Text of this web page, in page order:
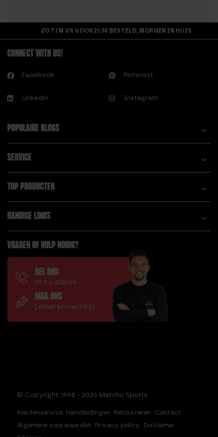
ZO T/M VR VOOR 21.30 BESTELD, MORGEN IN HUIS
CONNECT WITH US!
Facebook Pinterest
Linkedin Instagram
POPULAIRE BLOGS
SERVICE
TOP PRODUCTEN
HANDIGE LINKS
VRAGEN OF HULP NODIG?
BEL ONS
053-4328424
MAIL ONS
[email protected]
© Copyright 1998 - 2026 Matchu Sports
Klantenservice Handleidingen Retourneren Contact
Algemene voorwaarden Privacy policy Disclaimer